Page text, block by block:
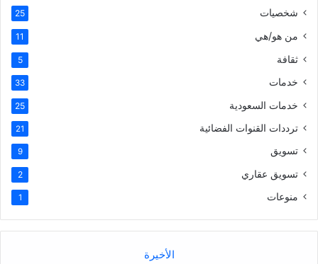
شخصيات 25
من هو/هي 11
ثقافة 5
خدمات 33
خدمات السعودية 25
ترددات القنوات الفضائية 21
تسويق 9
تسويق عقاري 2
منوعات 1
الأخيرة